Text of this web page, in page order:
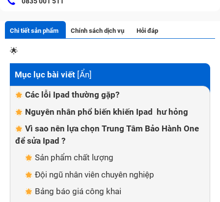
Chi tiết sản phẩm Chính sách dịch vụ Hỏi đáp
🌟
Mục lục bài viết [Ẩn]
Các lỗi Ipad thường gặp?
Nguyên nhân phổ biến khiến Ipad hư hỏng
Vì sao nên lựa chọn Trung Tâm Bảo Hành One
để sửa Ipad ?
Sản phẩm chất lượng
Đội ngũ nhân viên chuyên nghiệp
Bảng báo giá công khai